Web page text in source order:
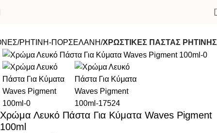
ΡΗΤΙΝΗ-ΠΟΡΣΕΛΑΝΗ ΧΡΩΣΤΙΚΕΣ ΠΑΣΤΑΣ ΡΗΤΙΝΗΣ
Χρώμα Λευκό Πάστα Για Κύματα Waves Pigment
100ml